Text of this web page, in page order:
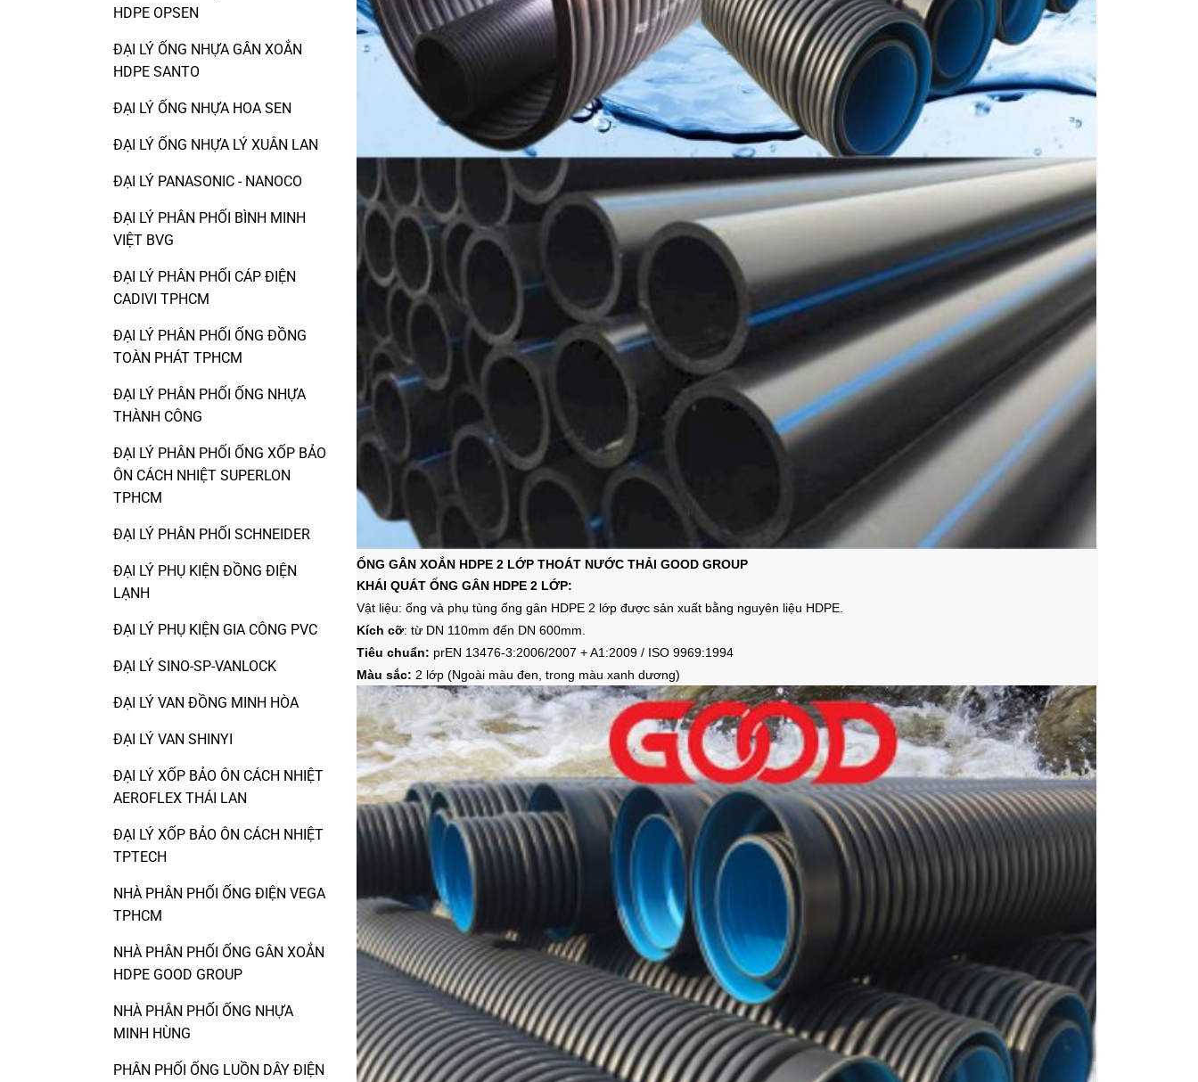
HDPE OPSEN
ĐẠI LÝ ỐNG NHỰA GÂN XOẮN
HDPE SANTO
ĐẠI LÝ ỐNG NHỰA HOA SEN
ĐẠI LÝ ỐNG NHỰA LÝ XUÂN LAN
ĐẠI LÝ PANASONIC - NANOCO
ĐẠI LÝ PHÂN PHỐI BÌNH MINH
VIỆT BVG
ĐẠI LÝ PHÂN PHỐI CÁP ĐIỆN
CADIVI TPHCM
ĐẠI LÝ PHÂN PHỐI ỐNG ĐỒNG
TOÀN PHÁT TPHCM
ĐẠI LÝ PHÂN PHỐI ỐNG NHỰA
THÀNH CÔNG
ĐẠI LÝ PHÂN PHỐI ỐNG XỐP BẢO
ÔN CÁCH NHIỆT SUPERLON
TPHCM
ĐẠI LÝ PHÂN PHỐI SCHNEIDER
ĐẠI LÝ PHỤ KIỆN ĐỒNG ĐIỆN
LẠNH
ĐẠI LÝ PHỤ KIỆN GIA CÔNG PVC
ĐẠI LÝ SINO-SP-VANLOCK
ĐẠI LÝ VAN ĐỒNG MINH HÒA
ĐẠI LÝ VAN SHINYI
ĐẠI LÝ XỐP BẢO ÔN CÁCH NHIỆT
AEROFLEX THÁI LAN
ĐẠI LÝ XỐP BẢO ÔN CÁCH NHIỆT
TPTECH
NHÀ PHÂN PHỐI ỐNG ĐIỆN VEGA
TPHCM
NHÀ PHÂN PHỐI ỐNG GÂN XOẮN
HDPE GOOD GROUP
NHÀ PHÂN PHỐI ỐNG NHỰA
MINH HÙNG
PHÂN PHỐI ỐNG LUỒN DÂY ĐIỆN
ỐNG GÂN XOẮN HDPE 2 LỚP THOÁT NƯỚC THẢI GOOD GROUP
KHÁI QUÁT ỐNG GÂN HDPE 2 LỚP:
Vật liệu: ống và phụ tùng ống gân HDPE 2 lớp được sản xuất bằng nguyên liệu HDPE.
Kích cỡ: từ DN 110mm đến DN 600mm.
Tiêu chuẩn: prEN 13476-3:2006/2007 + A1:2009 / ISO 9969:1994
Màu sắc: 2 lớp (Ngoài màu đen, trong màu xanh dương)